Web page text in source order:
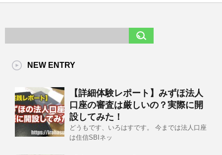
NEW ENTRY
【詳細体験レポート】みずほ法人
口座の審査は厳しいの？実際に開
設してみた！
どうもです、いろはすです。 今までは法人口座
は住信SBIネッ